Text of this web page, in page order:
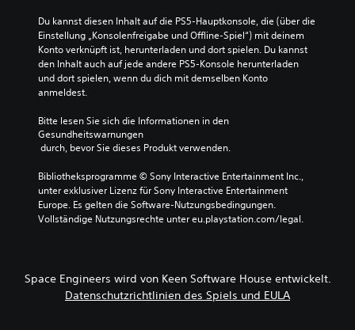
Du kannst diesen Inhalt auf die PS5-Hauptkonsole, die (über die
Einstellung „Konsolenfreigabe und Offline-Spiel“) mit deinem
Konto verknüpft ist, herunterladen und dort spielen. Du kannst
den Inhalt auch auf jede andere PS5-Konsole herunterladen
und dort spielen, wenn du dich mit demselben Konto
anmeldest.
Bitte lesen Sie sich die Informationen in den
Gesundheitswarnungen
durch, bevor Sie dieses Produkt verwenden.
Bibliotheksprogramme © Sony Interactive Entertainment Inc.,
unter exklusiver Lizenz für Sony Interactive Entertainment
Europe. Es gelten die Software-Nutzungsbedingungen.
Vollständige Nutzungsrechte unter eu.playstation.com/legal.
Space Engineers wird von Keen Software House entwickelt.
Datenschutzrichtlinien des Spiels und EULA